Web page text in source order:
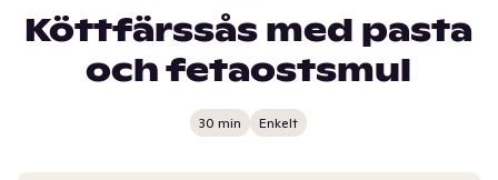
Köttfärssås med pasta
och fetaostsmul
30 min Enkelt